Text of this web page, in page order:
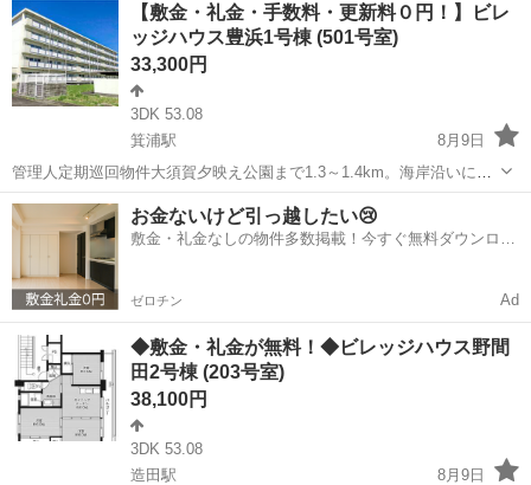
対応しています。ペット飼育についてもご相談いただけます。フリー
レント1ヶ月＋最大3万円引越サポ...
【敷金・礼金・手数料・更新料０円！】ビレ
ッジハウス豊浜1号棟 (501号室)
33,300円
3DK 53.08
箕浦駅
8月9日
管理人定期巡回物件大須賀夕映え公園まで1.3～1.4km。海岸沿いに位
置する公園で、夕方には海に沈む夕日を眺めることができる景観スポ
ットとして知られています。ペット飼育についてもご相談いただけま
す。フリーレント1ヶ月＋最大3...
香川 観音寺市 箕浦駅 アパート 徒歩
お金ないけど引っ越したい😢
敷金・礼金なしの物件多数掲載！今すぐ無料ダウンロー
ゼロチン Ad
◆敷金・礼金が無料！◆ビレッジハウス野間
田2号棟 (203号室)
38,100円
3DK 53.08
造田駅
8月9日